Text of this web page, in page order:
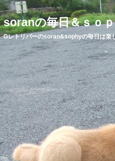
soranの毎日＆ｓｏ
Gレトリバーのsoran&sophyの毎日は楽